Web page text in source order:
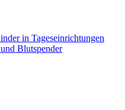
in Tageseinrichtungen
Blutspender